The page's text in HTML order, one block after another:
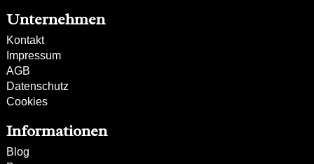
Unternehmen
Kontakt
Impressum
AGB
Datenschutz
Cookies
Informationen
Blog